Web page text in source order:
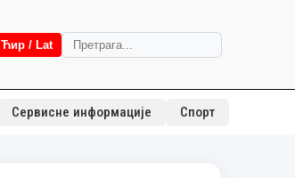
Ћир / Lat
Сервисне информације Спорт